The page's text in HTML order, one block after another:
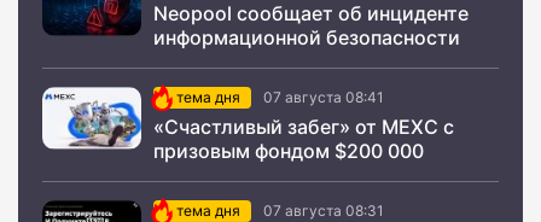
Neopool сообщает об инциденте
информационной безопасности
тема дня 07 августа 08:41
«Счастливый забег» от MEXC с
призовым фондом $200 000
тема дня 07 августа 08:31